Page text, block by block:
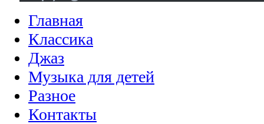
Главная
Классика
Джаз
Музыка для детей
Разное
Контакты